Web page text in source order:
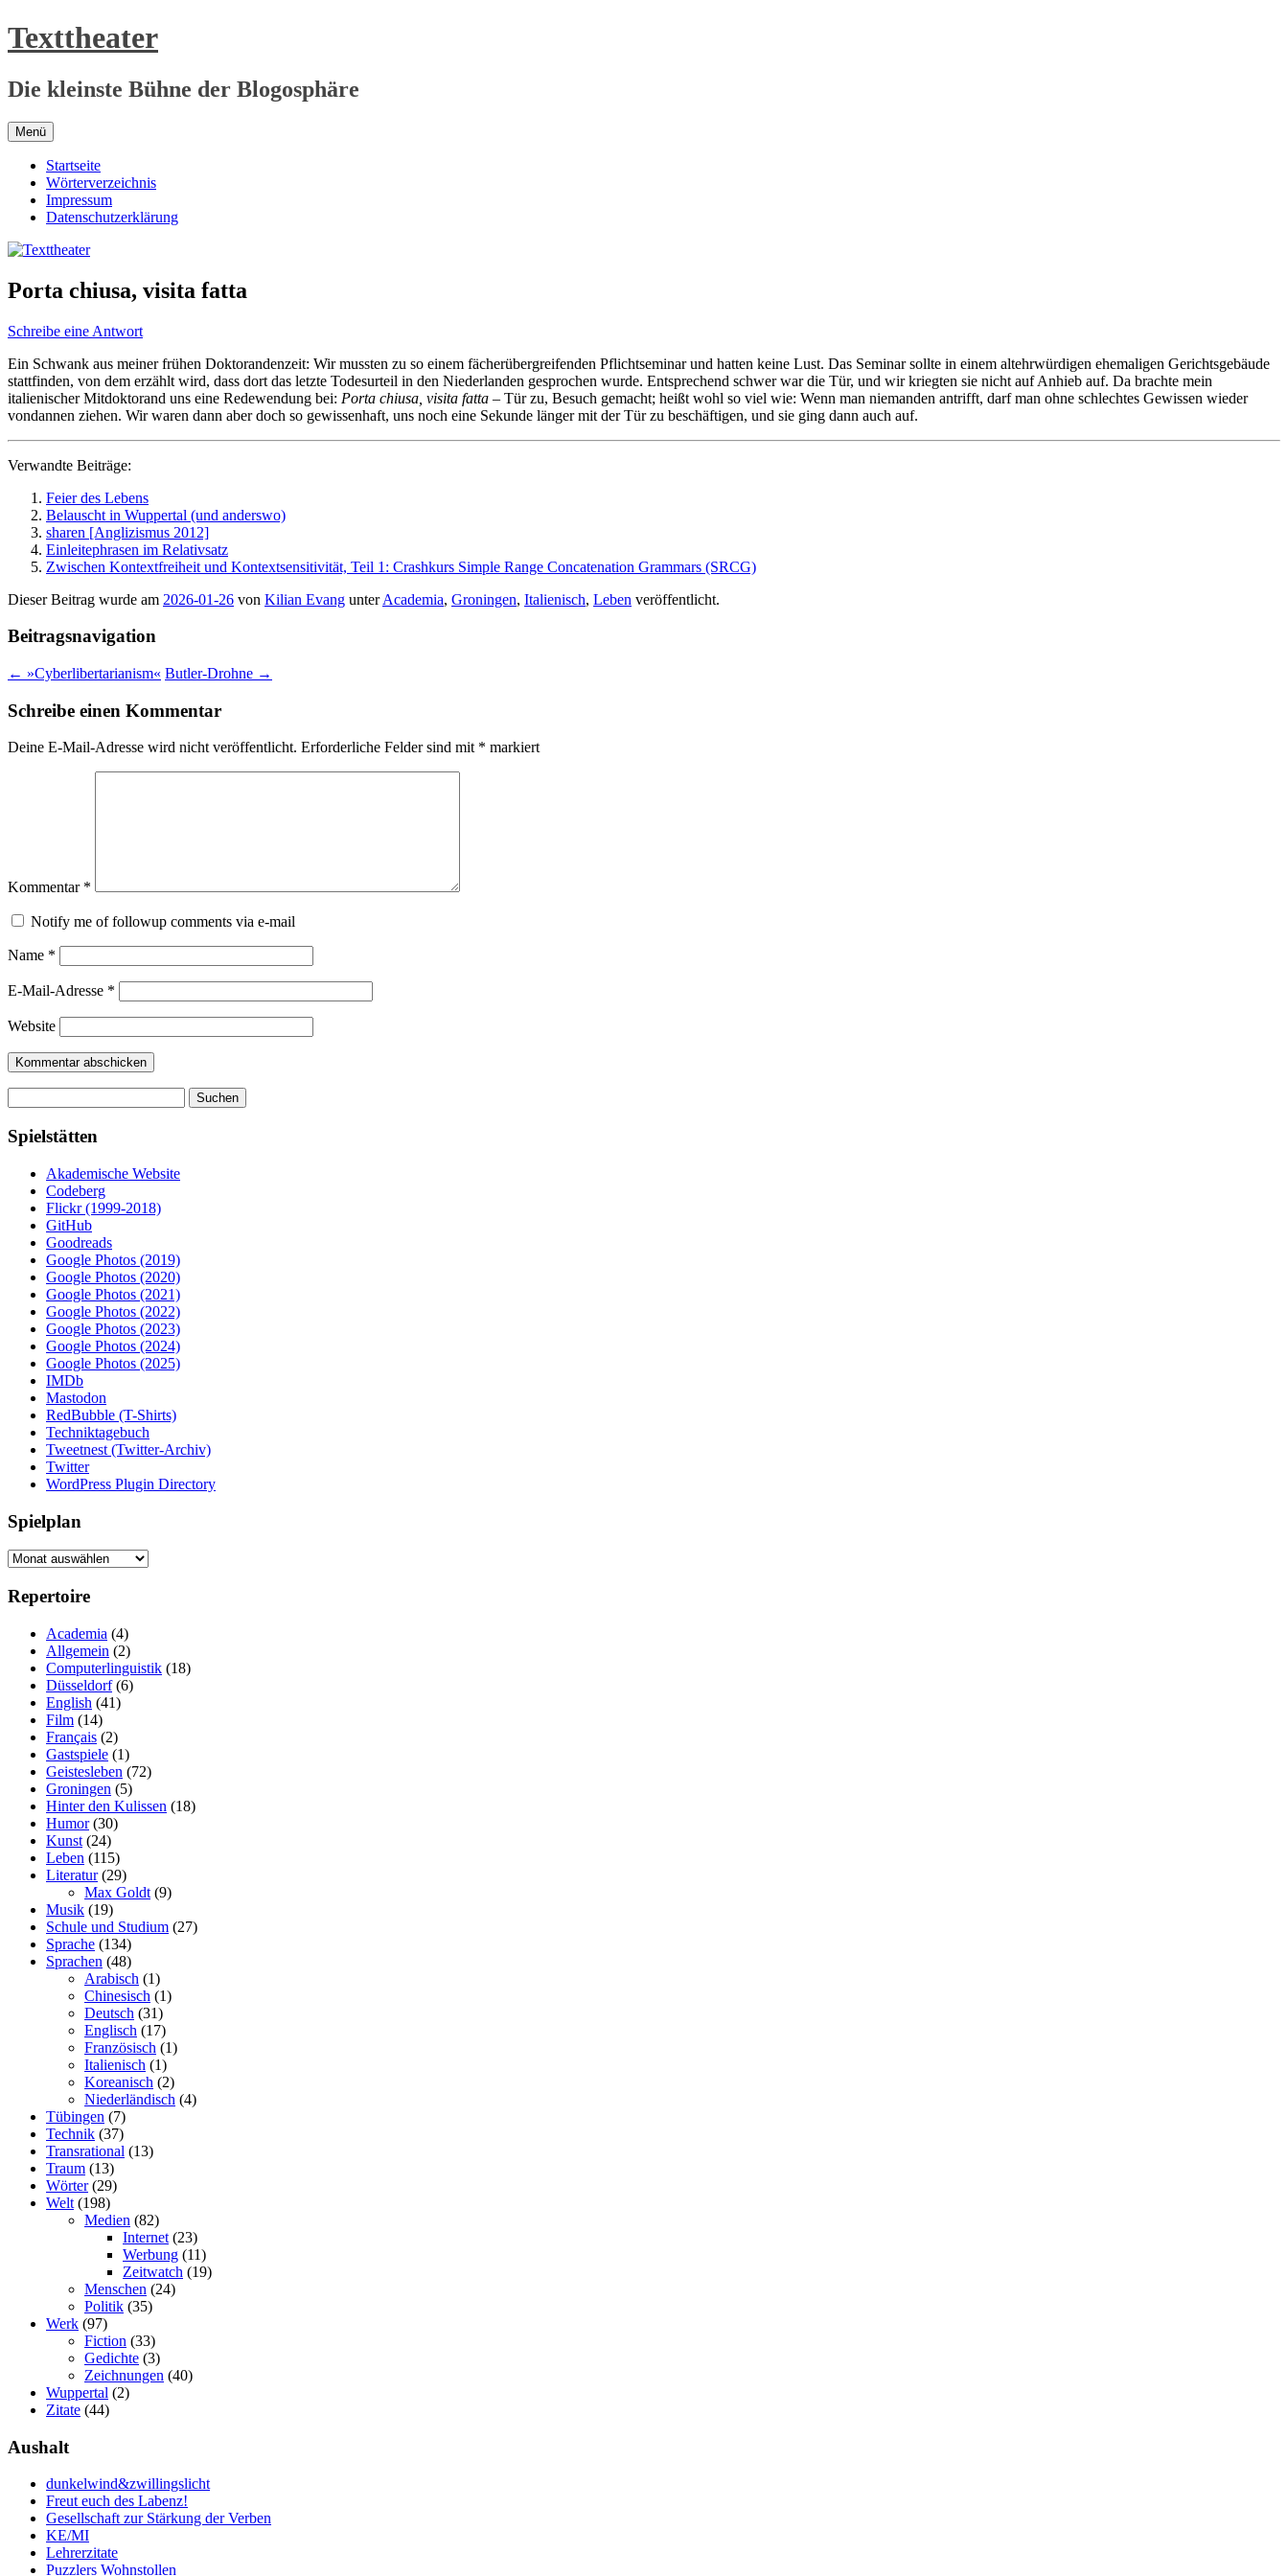
Zum
Inhalt
Texttheater
Die kleinste Bühne der Blogosphäre
Menü
Startseite
Wörterverzeichnis
Impressum
Datenschutzerklärung
Porta chiusa, visita fatta
Schreibe eine Antwort
Ein Schwank aus meiner frühen Doktorandenzeit: Wir mussten zu so einem fächerübergreifenden Pflichtseminar und hatten keine Lust. Das Seminar sollte in einem altehrwürdigen ehemaligen Gerichtsgebäude
stattfinden, von dem erzählt wird, dass dort das letzte Todesurteil in den Niederlanden gesprochen wurde. Entsprechend schwer war die Tür, und wir kriegten sie nicht auf Anhieb auf. Da brachte mein
italienischer Mitdoktorand uns eine Redewendung bei: Porta chiusa, visita fatta – Tür zu, Besuch gemacht; heißt wohl so viel wie: Wenn man niemanden antrifft, darf man ohne schlechtes Gewissen wieder
vondannen ziehen. Wir waren dann aber doch so gewissenhaft, uns noch eine Sekunde länger mit der Tür zu beschäftigen, und sie ging dann auch auf.
Verwandte Beiträge:
Feier des Lebens
Belauscht in Wuppertal (und anderswo)
sharen [Anglizismus 2012]
Einleitephrasen im Relativsatz
Zwischen Kontextfreiheit und Kontextsensitivität, Teil 1: Crashkurs Simple Range Concatenation Grammars (SRCG)
Dieser Beitrag wurde am 2026-01-26 von Kilian Evang unterAcademia, Groningen, Italienisch, Leben veröffentlicht.
Beitragsnavigation
← »Cyberlibertarianism« Butler-Drohne →
Schreibe einen Kommentar
Deine E-Mail-Adresse wird nicht veröffentlicht. Erforderliche Felder sind mit * markiert
Kommentar *
Notify me of followup comments via e-mail
Name *
E-Mail-Adresse *
Website
nach:
Spielstätten
Akademische Website
Codeberg
Flickr (1999-2018)
GitHub
Goodreads
Google Photos (2019)
Google Photos (2020)
Google Photos (2021)
Google Photos (2022)
Google Photos (2023)
Google Photos (2024)
Google Photos (2025)
IMDb
Mastodon
RedBubble (T-Shirts)
Techniktagebuch
Tweetnest (Twitter-Archiv)
Twitter
WordPress Plugin Directory
Spielplan
Spielplan
Repertoire
Academia (4)
Allgemein (2)
Computerlinguistik (18)
Düsseldorf(6)
English (41)
Film (14)
Français (2)
Gastspiele (1)
Geistesleben (72)
Groningen (5)
Hinter den Kulissen (18)
Humor(30)
Kunst (24)
Leben (115)
Literatur(29)
Max Goldt (9)
Musik (19)
Schule und Studium (27)
Sprache (134)
Sprachen (48)
Arabisch (1)
Chinesisch (1)
Deutsch (31)
Englisch (17)
Französisch (1)
Italienisch (1)
Koreanisch (2)
Niederländisch (4)
Tübingen (7)
Technik (37)
Transrational (13)
Traum (13)
Wörter(29)
Welt (198)
Medien (82)
Internet (23)
Werbung (11)
Zeitwatch (19)
Menschen (24)
Politik (35)
Werk (97)
Fiction (33)
Gedichte (3)
Zeichnungen (40)
Wuppertal (2)
Zitate (44)
Aushalt
dunkelwind&zwillingslicht
Freut euch des Labenz!
Gesellschaft zur Stärkung der Verben
KE/MI
Lehrerzitate
Puzzlers Wohnstollen